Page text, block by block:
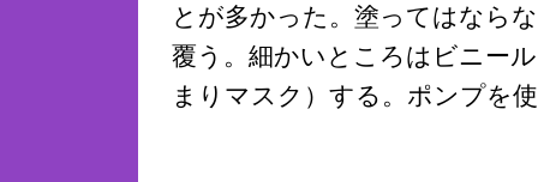
とが多かった。塗ってはなら
覆う。細かいところはビニー
まりマスク）する。ポンプを